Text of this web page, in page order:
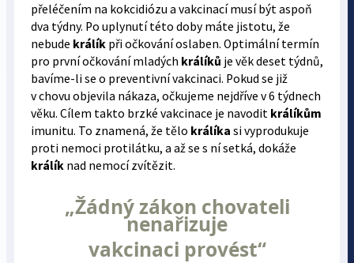
přeléčením na kokcidiózu a vakcinací musí být aspoň
dva týdny. Po uplynutí této doby máte jistotu, že
nebude králíkpři očkování oslaben. Optimální termín
pro první očkování mladých králíků je věk deset týdnů,
bavíme-li se o preventivní vakcinaci. Pokud se již
v chovu objevila nákaza, očkujeme nejdříve v 6 týdnech
věku. Cílem takto brzké vakcinace je navodit králíkům
imunitu. To znamená, že tělo králíka si vyprodukuje
proti nemoci protilátku, a až se s ní setká, dokáže
králíknad nemocí zvítězit.
„Žádný zákon chovateli
nenařizuje
vakcinaci provést“